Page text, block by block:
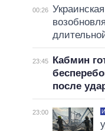
00:26
23:45
Кабмин
после
23:00